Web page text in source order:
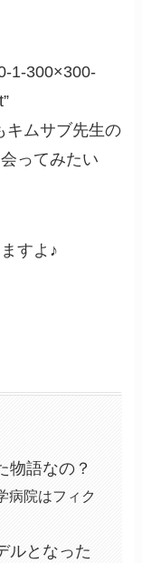
1-300×300-
キムサブ先生の
ってみたい
すよ♪
物語なの？
病院はフィク
ルとなった